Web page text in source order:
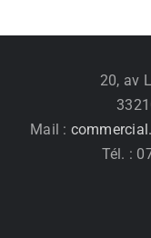
20, av
Mail :
Tél. :